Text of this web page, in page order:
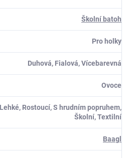
Školní batoh
Pro holky
Duhová, Fialová, Vícebarevná
Ovoce
Rostoucí, S hrudním popruhem,
Školní, Textilní
Baagl